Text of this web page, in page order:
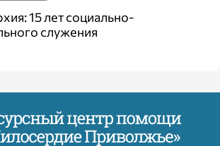
15 лет социально-
служения